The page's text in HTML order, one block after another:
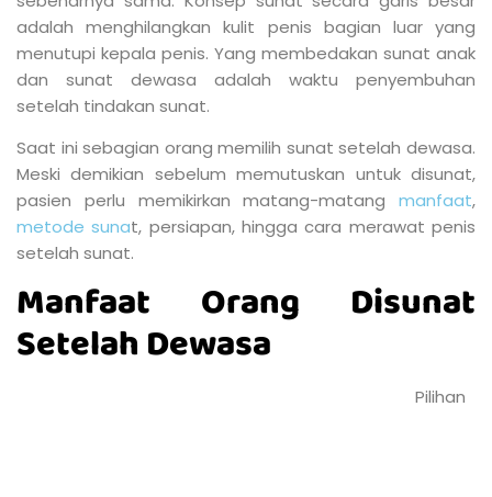
meminimalisir risiko endapan urine, minyak, sabun dan
hal lain pada kulup penis.
Mencegah risiko infeksi menular seksual
CDC atau Center for Disease Control and Prevention di
Amerika mengungkapkan jika pada pria dewasa sunat
bermanfaat untuk menghindari risiko penyakit infeksi
menular seksual, seperti herpes dan HPV atau human
papillomavirus. Pada pria dewasa, sunat juga bisa
melindungi pria maupun pasangan dari risiko penyakit
Mencegah penularan HIV
Seorang pria yang telah melakukan sunat cenderung
lebih rendah terinfeksi HIV. Meski begitu, aktivitas
seksual yang aman tetap menjadi cara utama